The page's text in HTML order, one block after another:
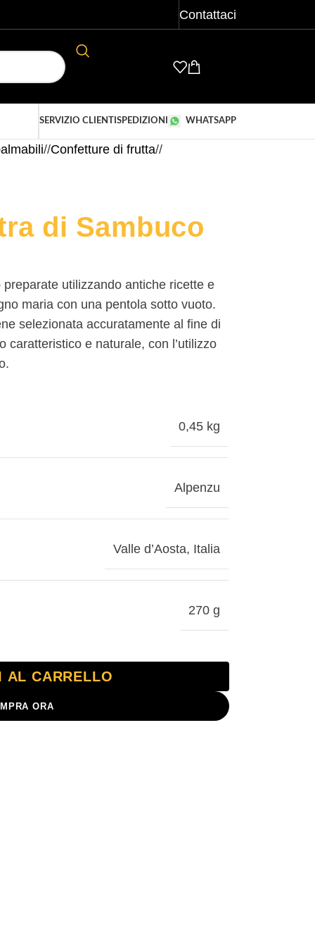
Contattaci
SERVIZIO CLIENTI SPEDIZIONI WHATSAPP
/ Confetture di frutta/
di Sambuco
utilizzando antiche ricette e
maria con una pentola sotto vuoto.
selezionata accuratamente al fine di
caratteristico e naturale, con l’utilizzo
0,45 kg
Alpenzu
Valle d’Aosta, Italia
270 g
AL CARRELLO
ORA